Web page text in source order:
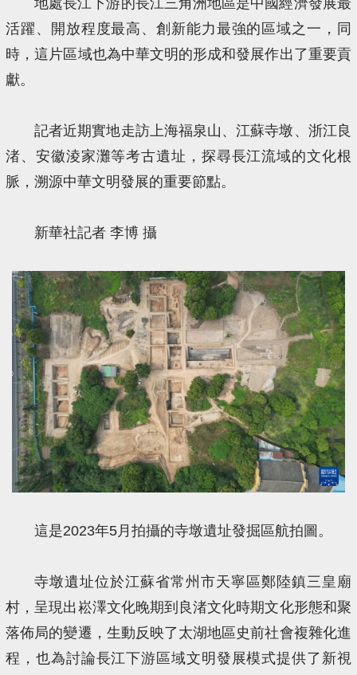
活躍、開放程度最高、創新能力最強的區域之一，同
時，這片區域也為中華文明的形成和發展作出了重要貢
獻。
記者近期實地走訪上海福泉山、江蘇寺墩、浙江良
渚、安徽淩家灘等考古遺址，探尋長江流域的文化根
脈，溯源中華文明發展的重要節點。
新華社記者 李博 攝
這是2023年5月拍攝的寺墩遺址發掘區航拍圖。
寺墩遺址位於江蘇省常州市天寧區鄭陸鎮三皇廟
村，呈現出崧澤文化晚期到良渚文化時期文化形態和聚
落佈局的變遷，生動反映了太湖地區史前社會複雜化進
程，也為討論長江下游區域文明發展模式提供了新視